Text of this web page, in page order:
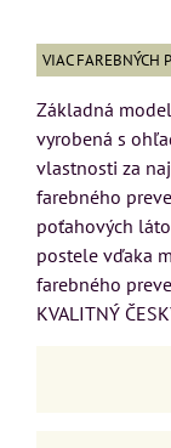
VIAC FAREBNÝCH
Základná
vyrobená s
vlastnosti za
farebného
poťahových
postele vďaka
farebného
KVALITNÝ